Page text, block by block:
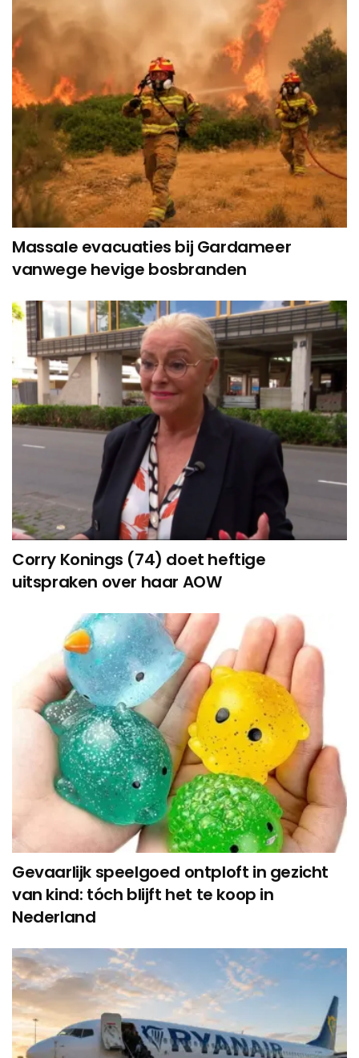
Massale evacuaties bij Gardameer
vanwege hevige bosbranden
Corry Konings (74) doet heftige
uitspraken over haar AOW
Gevaarlijk speelgoed ontploft in gezicht
van kind: tóch blijft het te koop in
Nederland